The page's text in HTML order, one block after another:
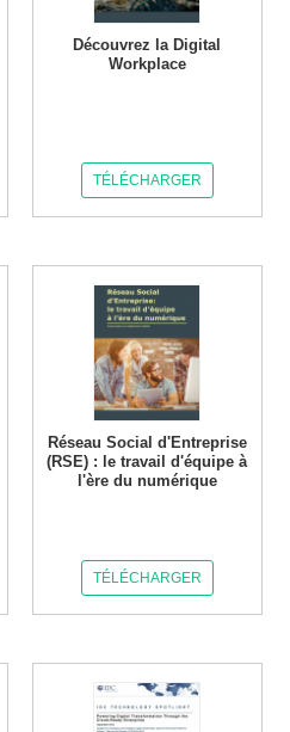
Découvrez la Digital
Workplace
TÉLÉCHARGER
Réseau Social d'Entreprise
(RSE) : le travail d'équipe à
l'ère du numérique
TÉLÉCHARGER